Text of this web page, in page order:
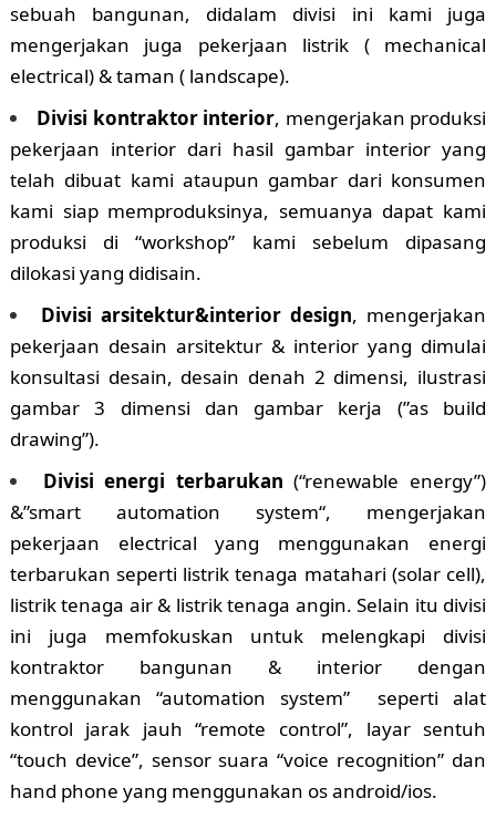
sebuah bangunan, didalam divisi ini kami juga
mengerjakan juga pekerjaan listrik ( mechanical
electrical) & taman ( landscape).
Divisi kontraktor interior, mengerjakan produksi
pekerjaan interior dari hasil gambar interior yang
telah dibuat kami ataupun gambar dari konsumen
kami siap memproduksinya, semuanya dapat kami
produksi di “workshop” kami sebelum dipasang
dilokasi yang didisain.
Divisi arsitektur&interior design, mengerjakan
pekerjaan desain arsitektur & interior yang dimulai
konsultasi desain, desain denah 2 dimensi, ilustrasi
gambar 3 dimensi dan gambar kerja (”as build
drawing”).
Divisi energi terbarukan (“renewable energy”)
&”smart automation system“, mengerjakan
pekerjaan electrical yang menggunakan energi
terbarukan seperti listrik tenaga matahari (solar cell),
listrik tenaga air & listrik tenaga angin. Selain itu divisi
ini juga memfokuskan untuk melengkapi divisi
kontraktor bangunan & interior dengan
menggunakan “automation system” seperti alat
kontrol jarak jauh “remote control”, layar sentuh
“touch device”, sensor suara “voice recognition” dan
hand phone yang menggunakan os android/ios.